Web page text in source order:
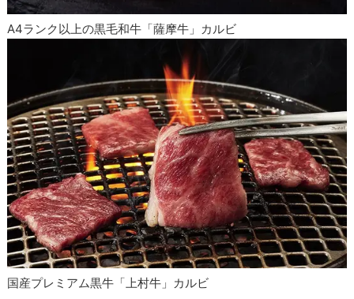
A4ランク以上の黒毛和牛「薩摩牛」カルビ
国産プレミアム黒牛「上村牛」カルビ